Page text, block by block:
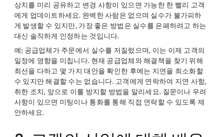
상치를 미리 공유하고 변경 사항이 있으면 가능한 한 빨리 고객
에게 업데이트하세요. 완벽한 사람은 없으며 실수가 불가피하
게 발생할 수 있지만, 가장 좋은 방법은 실수를 은폐하려고 하는
대신 솔직하게 인정하는 것입니다.
예: 공급업체가 주문에서 실수를 저질렀으며, 이는 이제 고객의
일정에 영향을 미칩니다. 현재 공급업체와 해결책을 찾기 위해
최선을 다하고 몇 가지 대안을 확인한 후에는 지연을 최소화할
수 있지만 해결할 수는 없습니다. 고객에게 연락하여 지연 사항,
취한 조치, 앞으로 이를 방지할 방법을 알리세요. 질문이나 우려
사항이 있으면 미팅이나 통화를 통해 직접 연락할 수 있도록 제
안하세요.